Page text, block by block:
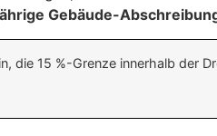
Gebäude-
die 15 %-Grenze innerhalb der